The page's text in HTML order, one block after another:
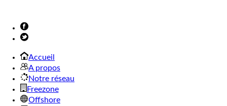
Accueil
A propos
Notre réseau
Freezone
Offshore